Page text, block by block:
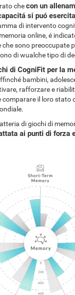
checon un
si puó
di intervento
online, é
che sono preoccupate
di wualche tipo di
di CogniFit per la
bambini,
rafforzare e
comparare il loro stato
di giochi di
ai punti di forza